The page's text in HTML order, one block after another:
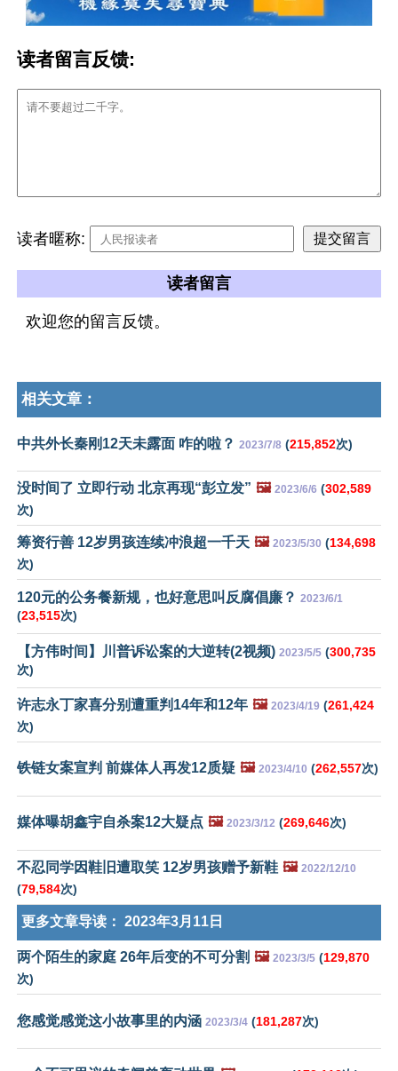
读者留言反馈:
读者暱称:
读者留言
欢迎您的留言反馈。
相关文章：
中共外长秦刚12天未露面 咋的啦？ 2023/7/8 (215,852次)
没时间了 立即行动 北京再现“彭立发” 🖼️ 2023/6/6 (302,589
次)
筹资行善 12岁男孩连续冲浪超一千天 🖼️ 2023/5/30 (134,698
次)
120元的公务餐新规，也好意思叫反腐倡廉？ 2023/6/1
(23,515次)
【方伟时间】川普诉讼案的大逆转(2视频) 2023/5/5 (300,735
次)
许志永丁家喜分别遭重判14年和12年 🖼️ 2023/4/19 (261,424
次)
铁链女案宣判 前媒体人再发12质疑 🖼️ 2023/4/10 (262,557次)
媒体曝胡鑫宇自杀案12大疑点 🖼️ 2023/3/12 (269,646次)
不忍同学因鞋旧遭取笑 12岁男孩赠予新鞋 🖼️ 2022/12/10
(79,584次)
更多文章导读： 2023年3月11日
两个陌生的家庭 26年后变的不可分割 🖼️ 2023/3/5 (129,870
次)
您感觉感觉这小故事里的内涵 2023/3/4 (181,287次)